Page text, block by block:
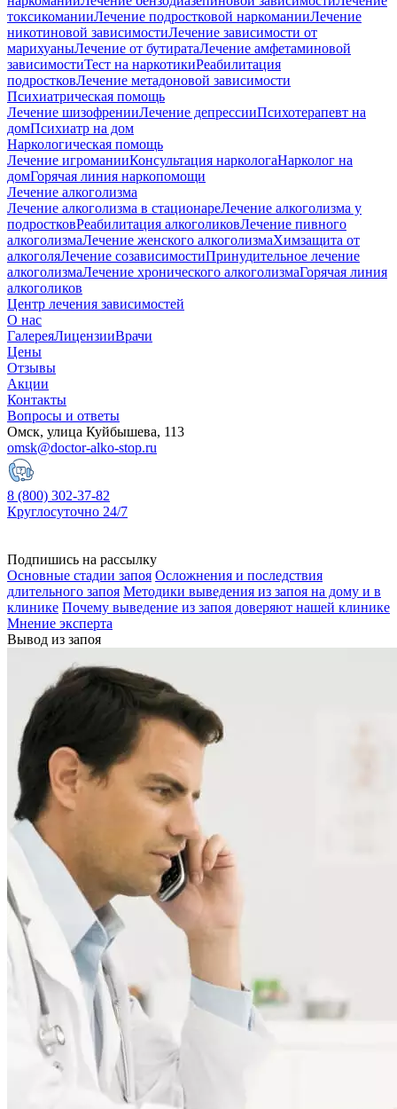
токсикоманииЛечение подростковой наркоманииЛечение
никотиновой зависимостиЛечение зависимости от
марихуаныЛечение от бутиратаЛечение амфетаминовой
зависимостиТест на наркотикиРеабилитация
подростковЛечение метадоновой зависимости
Психиатрическая помощь
Лечение шизофренииЛечение депрессииПсихотерапевт на
домПсихиатр на дом
Наркологическая помощь
Лечение игроманииКонсультация наркологаНарколог на
домГорячая линия наркопомощи
Лечение алкоголизма
Лечение алкоголизма в стационареЛечение алкоголизма у
подростковРеабилитация алкоголиковЛечение пивного
алкоголизмаЛечение женского алкоголизмаХимзащита от
алкоголяЛечение созависимостиПринудительное лечение
алкоголизмаЛечение хронического алкоголизмаГорячая линия
алкоголиков
Центр лечения зависимостей
О нас
ГалереяЛицензииВрачи
Цены
Отзывы
Акции
Контакты
Вопросы и ответы
Омск, улица Куйбышева, 113
omsk@doctor-alko-stop.ru
8 (800) 302-37-82
Круглосуточно 24/7
Подпишись на рассылку
Основные стадии запоя Осложнения и последствия
длительного запоя Методики выведения из запоя на дому и в
клинике Почему выведение из запоя доверяют нашей клинике
Мнение эксперта
Вывод из запоя